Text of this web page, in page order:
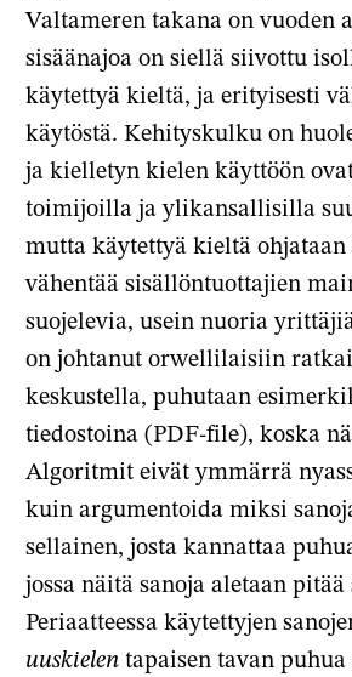
Valtameren takana on vuoden
sisäänajoa on siellä siivottu
käytettyä kieltä, ja erityisesti
käytöstä. Kehityskulku on
ja kielletyn kielen käyttöön
toimijoilla ja ylikansallisilla
mutta käytettyä kieltä
vähentää sisällöntuottajien
suojelevia, usein nuoria
on johtanut orwellilaisiin
keskustella, puhutaan
tiedostoina (PDF-file), koska
Algoritmit eivät ymmärrä
kuin argumentoida miksi
sellainen, josta kannattaa
jossa näitä sanoja aletaan
Periaatteessa käytettyjen
uuskielentapaisen tavan